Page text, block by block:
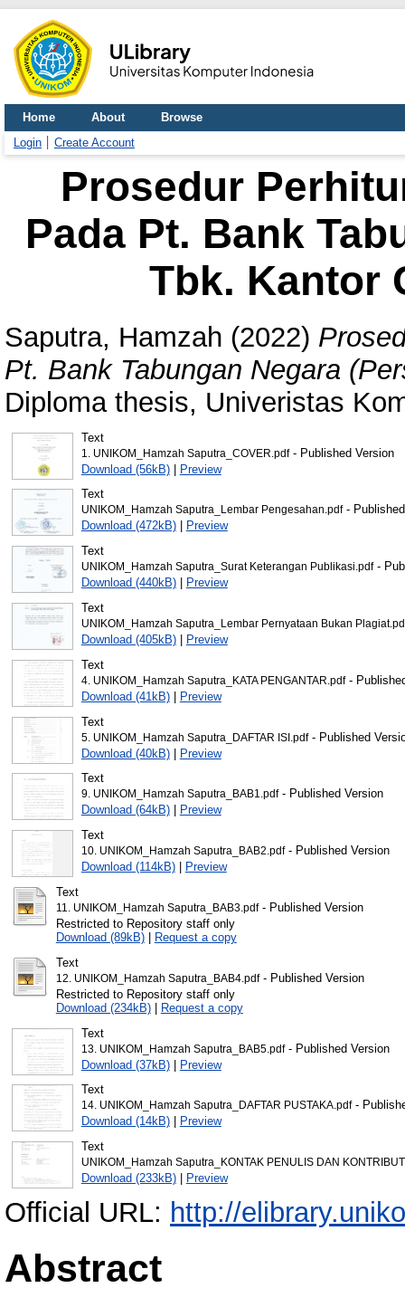
Home About
Browse
Login
Create Account
Prosedur
Pada Pt. Bank
Tbk. Kantor
Saputra, Hamzah (2022)
Pt. Bank Tabungan Negara
Diploma thesis, Univeristas
Text
1. UNIKOM_Hamzah Saputra_COVER.pdf- Published Version
Download (56kB)| Preview
Text
UNIKOM_Hamzah Saputra_Lembar Pengesahan.pdf-
Download (472kB)|
Preview
Text
UNIKOM_Hamzah Saputra_Surat Keterangan Publikasi.pdf-
Download (440kB)|
Preview
Text
UNIKOM_Hamzah Saputra_Lembar Pernyataan Bukan
Download (405kB)|
Preview
Text
4. UNIKOM_Hamzah Saputra_KATA PENGANTAR.pdf-
Download (41kB)|
Preview
Text
5. UNIKOM_Hamzah Saputra_DAFTAR ISI.pdf- Published
Download (40kB)| Preview
Text
9. UNIKOM_Hamzah Saputra_BAB1.pdf- Published Version
Download (64kB)|
Preview
Text
10. UNIKOM_Hamzah Saputra_BAB2.pdf- Published Version
Download (114kB)|
Preview
Text
11. UNIKOM_Hamzah Saputra_BAB3.pdf- Published Version
Restricted to Repository staff only
Download (89kB)|
Request a copy
Text
12. UNIKOM_Hamzah Saputra_BAB4.pdf- Published Version
Restricted to Repository staff only
Download (234kB)|
Request a copy
Text
13. UNIKOM_Hamzah Saputra_BAB5.pdf- Published Version
Download (37kB)| Preview
Text
14. UNIKOM_Hamzah Saputra_DAFTAR PUSTAKA.pdf-
Download (14kB)|
Preview
Text
UNIKOM_Hamzah Saputra_KONTAK PENULIS DAN
Download (233kB)| Preview
Official URL: http://
Abstract